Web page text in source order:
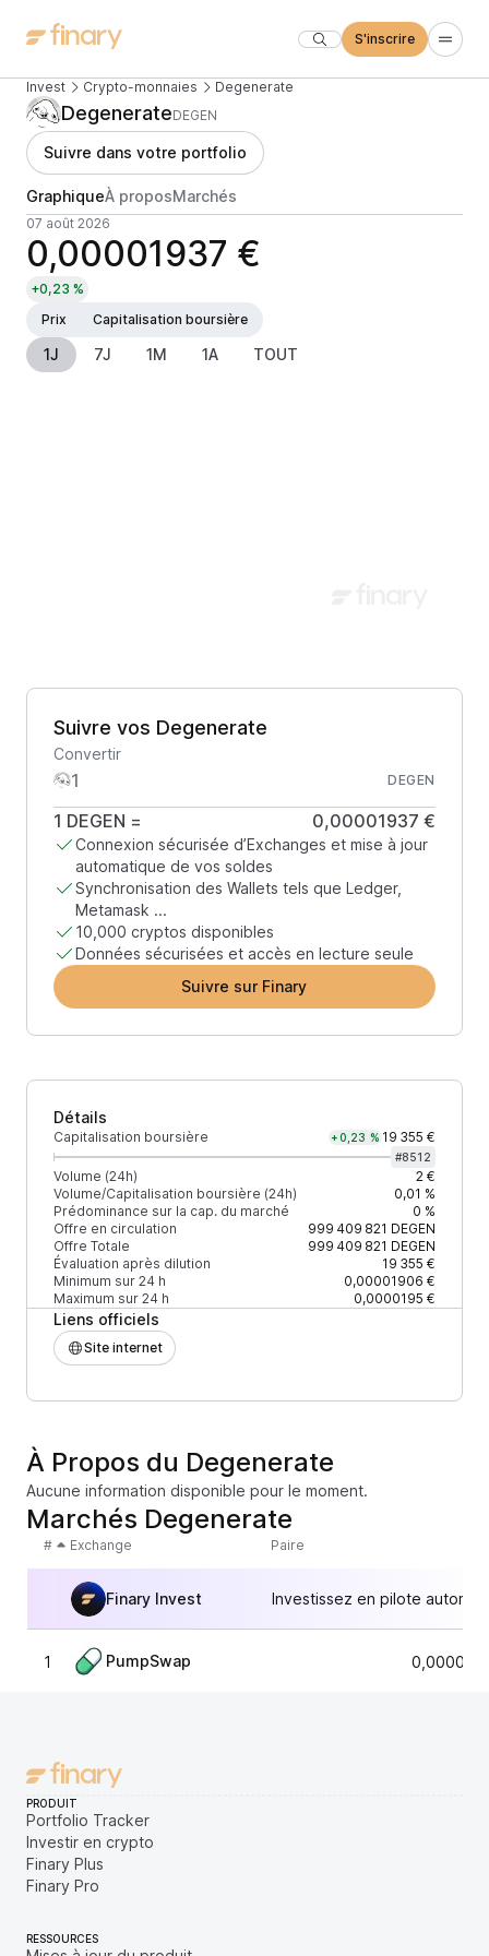
S'inscrire
Invest Crypto-monnaies Degenerate
DegenerateDEGEN
Suivre dans votre portfolio
GraphiqueÀ proposMarchés
07 août 2026
0,00001937 €
+0,23 %
Prix
Capitalisation boursière
1J 7J 1M 1A TOUT
Suivre vos Degenerate
Convertir
DEGEN
1 DEGEN = 0,00001937 €
Connexion sécurisée d’Exchanges et mise à jour
automatique de vos soldes
Synchronisation des Wallets tels que Ledger,
Metamask ...
10,000 cryptos disponibles
Données sécurisées et accès en lecture seule
Suivre sur Finary
Détails
Capitalisation boursière +0,23 % 19 355 €
#8512
Volume (24h)
2 €
Volume/Capitalisation boursière (24h)
0,01 %
Prédominance sur la cap. du marché
0 %
Offre en circulation
999 409 821 DEGEN
Offre Totale
999 409 821 DEGEN
Évaluation après dilution
19 355 €
Minimum sur 24 h
0,00001906 €
Maximum sur 24 h
0,0000195 €
Liens officiels
Site internet
À Propos du Degenerate
Aucune information disponible pour le moment.
Marchés Degenerate
# Exchange Paire
Finary Invest Investissez en pilote
1 PumpSwap
PRODUIT
Portfolio Tracker
Investir en crypto
Finary Plus
Finary Pro
RESSOURCES